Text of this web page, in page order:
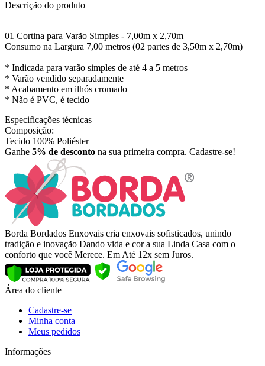
Descrição do produto
01 Cortina para Varão Simples - 7,00m x 2,70m
Consumo na Largura 7,00 metros (02 partes de 3,50m x 2,70m)
* Indicada para varão simples de até 4 a 5 metros
* Varão vendido separadamente
* Acabamento em ilhós cromado
* Não é PVC, é tecido
Especificações técnicas
Composição:
Tecido 100% Poliéster
Ganhe 5% de desconto na sua primeira compra. Cadastre-se!
Borda Bordados Enxovais cria enxovais sofisticados, unindo
tradição e inovação Dando vida e cor a sua Linda Casa com o
conforto que você Merece. Em Até 12x sem Juros.
Área do cliente
Cadastre-se
Minha conta
Meus pedidos
Informações